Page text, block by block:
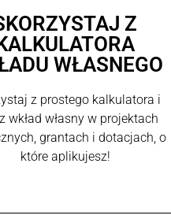
Z
WŁASNEGO
z prostego kalkulatora i
wkład własny w projektach
grantach i dotacjach, o
które aplikujesz!